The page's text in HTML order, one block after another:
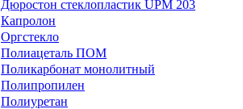
Дюростон стеклопластик UPM 203
Капролон
Оргстекло
Полиацеталь ПОМ
Поликарбонат монолитный
Полипропилен
Полиуретан